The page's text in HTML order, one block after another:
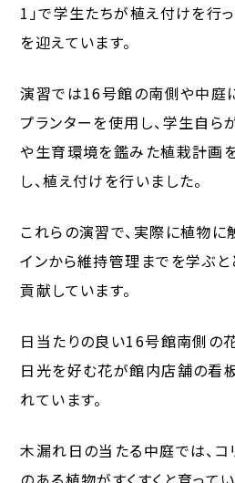
1」で学生たちが植え付けを行
を迎えています。
演習では16号館の南側や中庭
プランターを使用し、学生自ら
や生育環境を鑑みた植栽計画
し、植え付けを行いました。
これらの演習で、実際に植物
インから維持管理までを学ぶと
貢献しています。
日当たりの良い16号館南側の
日光を好む花が館内店舗の看
れています。
木漏れ日の当たる中庭では、コ